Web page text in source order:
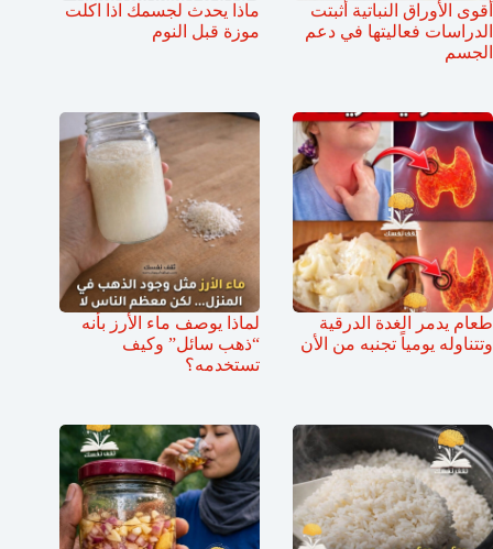
أقوى الأوراق النباتية أثبتت
الدراسات فعاليتها في دعم
الجسم
ماذا يحدث لجسمك اذا اكلت
موزة قبل النوم
طعام يدمر الغدة الدرقية
وتتناوله يومياً تجنبه من الأن
لماذا يوصف ماء الأرز بأنه
“ذهب سائل” وكيف
تستخدمه؟